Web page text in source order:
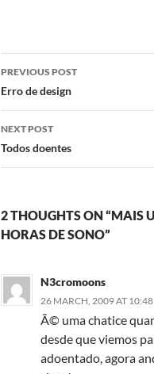
Post
navigation
PREVIOUS POST
Erro de design
NEXT POST
Todos doentes
2 THOUGHTS ON “MAIS
HORAS DE SONO”
N3cromoons
26 MARCH, 2009 AT 10:48
Ã© uma chatice
desde que viemos
adoentado, agora